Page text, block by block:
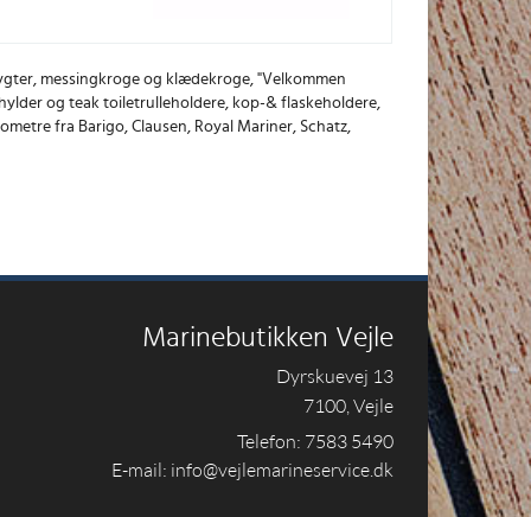
messingkroge og klædekroge, "Velkommen
og teak toiletrulleholdere, kop-& flaskeholdere,
fra Barigo, Clausen, Royal Mariner, Schatz,
Marinebutikken Vejle
Dyrskuevej 13
7100, Vejle
Telefon: 7583 5490
E-mail: info@vejlemarineservice.dk